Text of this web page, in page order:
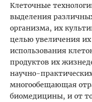
Клеточные
выделения
организма, их
целью увеличения
использования
продуктов их
научно-
многообещающая
биомедицины, и от